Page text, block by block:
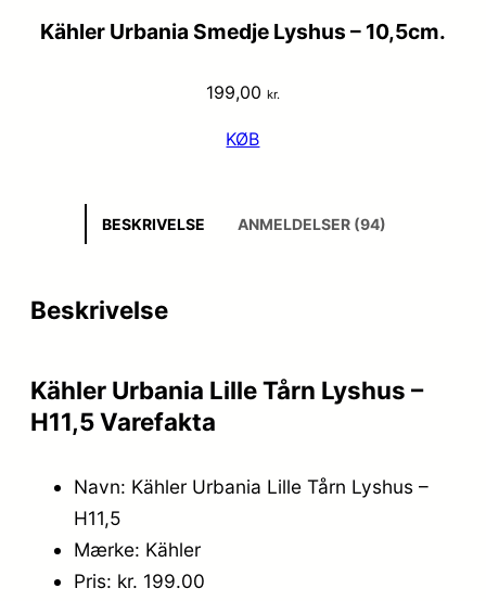
Kähler Urbania Smedje Lyshus – 10,5cm.
199,00 kr.
KØB
BESKRIVELSE ANMELDELSER (94)
Beskrivelse
Kähler Urbania Lille Tårn Lyshus –
H11,5 Varefakta
Navn: Kähler Urbania Lille Tårn Lyshus –
H11,5
Mærke: Kähler
Pris: kr. 199.00